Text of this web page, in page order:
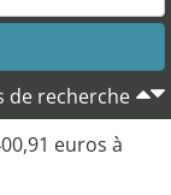
de recherche
euros à